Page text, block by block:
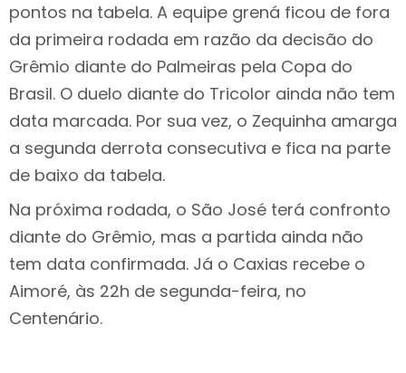
pontos na tabela. A equipe grená ficou de fora
da primeira rodada em razão da decisão do
Grêmio diante do Palmeiras pela Copa do
Brasil. O duelo diante do Tricolor ainda não tem
data marcada. Por sua vez, o Zequinha amarga
a segunda derrota consecutiva e fica na parte
de baixo da tabela.
Na próxima rodada, o São José terá confronto
diante do Grêmio, mas a partida ainda não
tem data confirmada. Já o Caxias recebe o
Aimoré, às 22h de segunda-feira, no
Centenário.